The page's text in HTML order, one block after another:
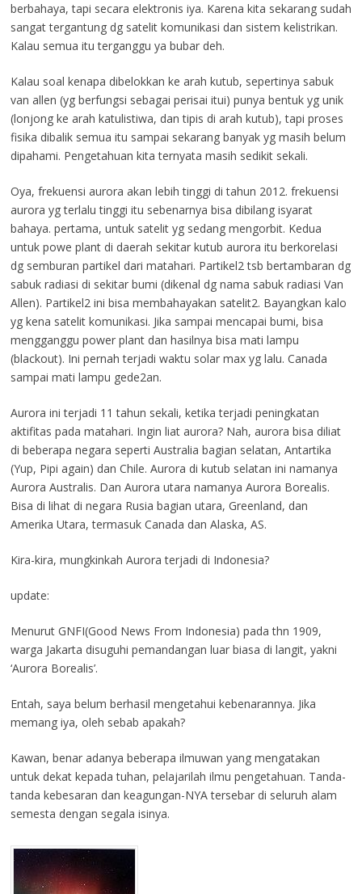
berbahaya, tapi secara elektronis iya. Karena kita sekarang sudah
sangat tergantung dg satelit komunikasi dan sistem kelistrikan.
Kalau semua itu terganggu ya bubar deh.
Kalau soal kenapa dibelokkan ke arah kutub, sepertinya sabuk
van allen (yg berfungsi sebagai perisai itui) punya bentuk yg unik
(lonjong ke arah katulistiwa, dan tipis di arah kutub), tapi proses
fisika dibalik semua itu sampai sekarang banyak yg masih belum
dipahami. Pengetahuan kita ternyata masih sedikit sekali.
Oya, frekuensi aurora akan lebih tinggi di tahun 2012. frekuensi
aurora yg terlalu tinggi itu sebenarnya bisa dibilang isyarat
bahaya. pertama, untuk satelit yg sedang mengorbit. Kedua
untuk powe plant di daerah sekitar kutub aurora itu berkorelasi
dg semburan partikel dari matahari. Partikel2 tsb bertambaran dg
sabuk radiasi di sekitar bumi (dikenal dg nama sabuk radiasi Van
Allen). Partikel2 ini bisa membahayakan satelit2. Bayangkan kalo
yg kena satelit komunikasi. Jika sampai mencapai bumi, bisa
mengganggu power plant dan hasilnya bisa mati lampu
(blackout). Ini pernah terjadi waktu solar max yg lalu. Canada
sampai mati lampu gede2an.
Aurora ini terjadi 11 tahun sekali, ketika terjadi peningkatan
aktifitas pada matahari. Ingin liat aurora? Nah, aurora bisa diliat
di beberapa negara seperti Australia bagian selatan, Antartika
(Yup, Pipi again) dan Chile. Aurora di kutub selatan ini namanya
Aurora Australis. Dan Aurora utara namanya Aurora Borealis.
Bisa di lihat di negara Rusia bagian utara, Greenland, dan
Amerika Utara, termasuk Canada dan Alaska, AS.
Kira-kira, mungkinkah Aurora terjadi di Indonesia?
update:
Menurut GNFI(Good News From Indonesia) pada thn 1909,
warga Jakarta disuguhi pemandangan luar biasa di langit, yakni
‘Aurora Borealis’.
Entah, saya belum berhasil mengetahui kebenarannya. Jika
memang iya, oleh sebab apakah?
Kawan, benar adanya beberapa ilmuwan yang mengatakan
untuk dekat kepada tuhan, pelajarilah ilmu pengetahuan. Tanda-
tanda kebesaran dan keagungan-NYA tersebar di seluruh alam
semesta dengan segala isinya.